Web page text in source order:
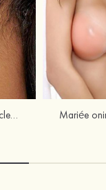
Basique simple alliage boucles d'oreilles